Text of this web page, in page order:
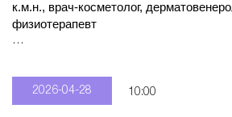
к.м.н., врач-косметолог,
физиотерапевт
2026-04-28 10:00